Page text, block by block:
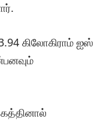
கிலோகிராம் ஐஸ்